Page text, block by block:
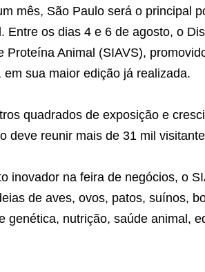
mês, São Paulo será o principal
Entre os dias 4 e 6 de agosto, o
Proteína Animal (SIAVS),
em sua maior edição já realizada.
quadrados de exposição e
deve reunir mais de 31 mil
inovador na feira de negócios, o
de aves, ovos, patos, suínos,
genética, nutrição, saúde animal,